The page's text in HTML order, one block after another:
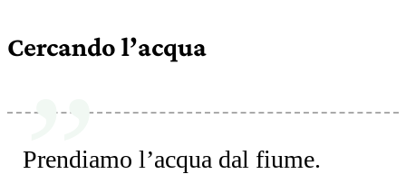
Cercando l’acqua
Prendiamo l’acqua dal fiume.